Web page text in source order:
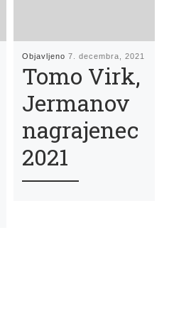
Objavljeno7. decembra, 2021
Tomo Virk,
Jermanov
nagrajenec
2021